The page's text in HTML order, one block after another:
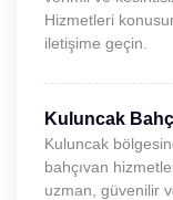
Hizmetleri
iletişime geçin.
Kuluncak
Kuluncak
bahçıvan
uzman, güvenilir